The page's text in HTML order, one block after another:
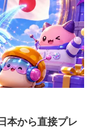
本から直接プレ